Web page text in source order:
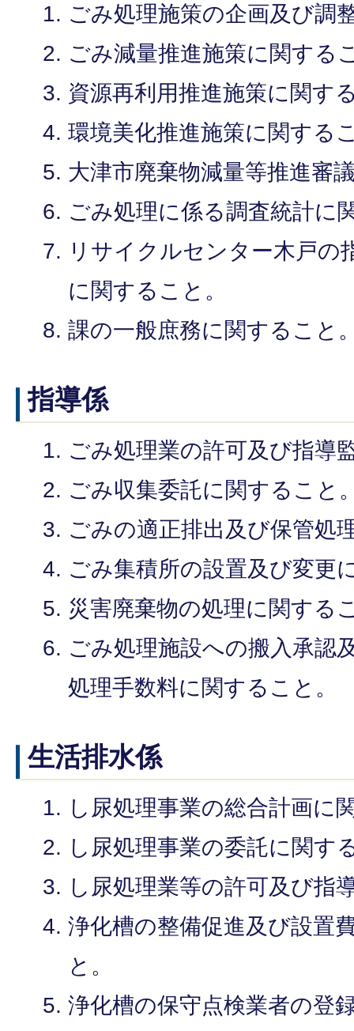
ごみ処理施策の企画及び調
ごみ減量推進施策に関する
資源再利用推進施策に関す
環境美化推進施策に関する
大津市廃棄物減量等推進審
ごみ処理に係る調査統計に
リサイクルセンター木戸の
に関すること。
課の一般庶務に関すること
指導係
ごみ処理業の許可及び指導
ごみ収集委託に関すること
ごみの適正排出及び保管処
ごみ集積所の設置及び変更
災害廃棄物の処理に関する
ごみ処理施設への搬入承認
処理手数料に関すること。
生活排水係
し尿処理事業の総合計画に
し尿処理事業の委託に関す
し尿処理業等の許可及び指
浄化槽の整備促進及び設置
と。
浄化槽の保守点検業者の登